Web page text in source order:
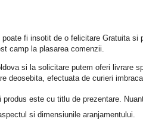
poate fi insotit de o felicitare Gratuita
camp la plasarea comenzii.
si la solicitare putem oferi livrare
deosebita, efectuata de curieri
produs este cu titlu de prezentare.
si dimensiunile aranjamentului.